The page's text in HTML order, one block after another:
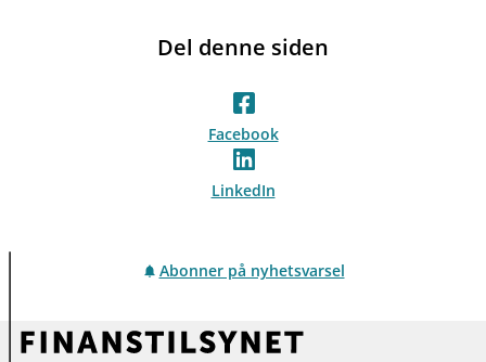
Del denne siden
Facebook
LinkedIn
Abonner på nyhetsvarsel